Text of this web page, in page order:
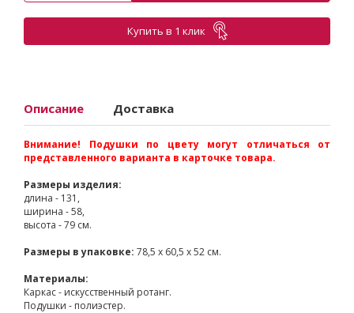
Купить в 1 клик
Описание Доставка
Внимание! Подушки по цвету могут отличаться от
представленного варианта в карточке товара.
Размеры изделия:
длина - 131,
ширина - 58,
высота - 79 см.
Размеры в упаковке: 78,5 х 60,5 х 52 см.
Материалы:
Каркас - искусственный ротанг.
Подушки - полиэстер.